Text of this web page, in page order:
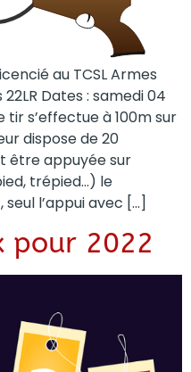
au TCSL Armes
Dates : samedi 04
tir s’effectue à 100m sur
dispose de 20
être appuyée sur
trépied…) le
l’appui avec […]
pour 2022